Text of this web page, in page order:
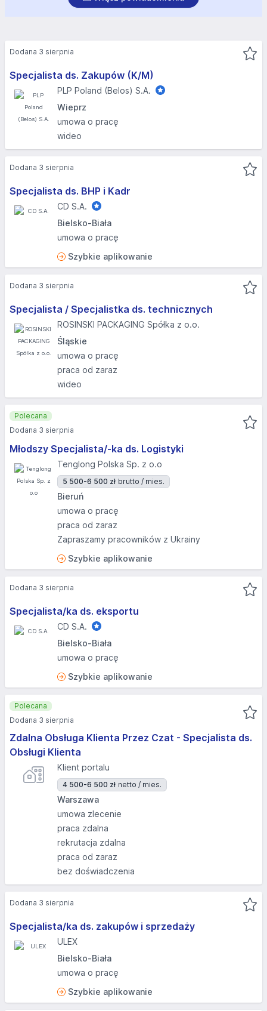
Specjalista ds. Zakupów (K/M)
PLP Poland (Belos) S.A.
Wieprz
umowa o pracę
wideo
Dodana 3 sierpnia
Specjalista ds. BHP i Kadr
CD S.A.
Bielsko-Biała
umowa o pracę
Szybkie aplikowanie
Dodana 3 sierpnia
Specjalista / Specjalistka ds. technicznych
ROSINSKI PACKAGING Spółka z o.o.
Śląskie
umowa o pracę
praca od zaraz
wideo
Dodana 3 sierpnia
Młodszy Specjalista/-ka ds. Logistyki
Tenglong Polska Sp. z o.o
5 500-6 500 zł brutto / mies.
Bieruń
umowa o pracę
praca od zaraz
Zapraszamy pracowników z Ukrainy
Szybkie aplikowanie
Polecana
Dodana 3 sierpnia
Specjalista/ka ds. eksportu
CD S.A.
Bielsko-Biała
umowa o pracę
Szybkie aplikowanie
Dodana 3 sierpnia
Zdalna Obsługa Klienta Przez Czat - Specjalista ds.
Obsługi Klienta
Klient portalu
4 500-6 500 zł netto / mies.
Warszawa
umowa zlecenie
praca zdalna
rekrutacja zdalna
praca od zaraz
bez doświadczenia
Polecana
Dodana 3 sierpnia
Specjalista/ka ds. zakupów i sprzedaży
ULEX
Bielsko-Biała
umowa o pracę
Szybkie aplikowanie
Dodana 3 sierpnia